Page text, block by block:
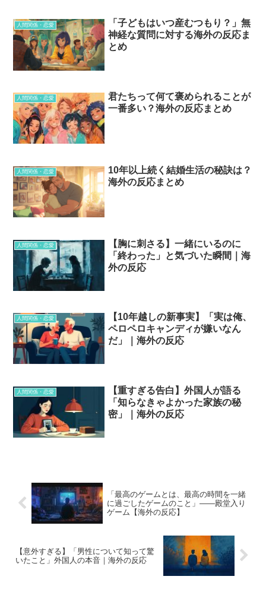
人間関係・恋愛
「子どもはいつ産むつもり？」無
神経な質問に対する海外の反応ま
とめ
人間関係・恋愛
君たちって何て褒められることが
一番多い？海外の反応まとめ
人間関係・恋愛
10年以上続く結婚生活の秘訣は？
海外の反応まとめ
人間関係・恋愛
【胸に刺さる】一緒にいるのに
「終わった」と気づいた瞬間｜海
外の反応
人間関係・恋愛
【10年越しの新事実】「実は俺、
ペロペロキャンディが嫌いなん
だ」｜海外の反応
人間関係・恋愛
【重すぎる告白】外国人が語る
「知らなきゃよかった家族の秘
密」｜海外の反応
「最高のゲームとは、最高の時間を一緒
に過ごしたゲームのこと」——殿堂入り
ゲーム【海外の反応】
【意外すぎる】「男性について知って驚
いたこと」外国人の本音｜海外の反応